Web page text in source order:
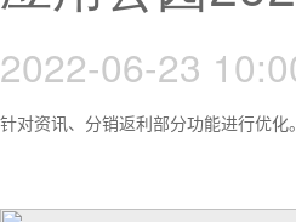
2022-06-23
针对资讯、分销返利部分功能进行优化。